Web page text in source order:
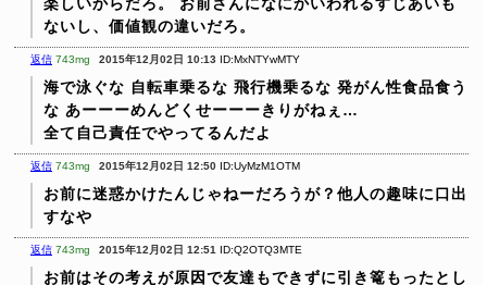
ないし、価値観の違いだろ。
返信 743mg 2015年12月02日 10:13 ID:MxNTYwMTY
海で泳ぐな 自転車乗るな 飛行機乗るな 発がん性食品食う
な あーーーめんどくせーーーきりがねぇ…
全て自己責任でやってるんだよ
返信 743mg 2015年12月02日 12:50 ID:UyMzM1OTM
お前に迷惑かけたんじゃねーだろうが？他人の趣味に口出
すなや
返信 743mg 2015年12月02日 12:51 ID:Q2OTQ3MTE
お前はその考えが原因で友達もできずに引き篭もったとし